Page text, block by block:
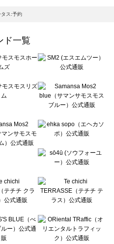
ルー）の雑貨一覧
雑貨一覧
一覧
ス:予約
ド一覧